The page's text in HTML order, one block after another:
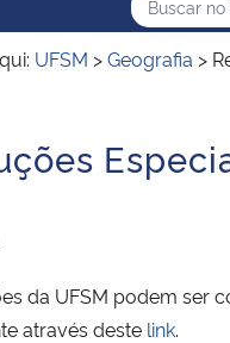
Exteriores
Pecuária e Abastecimento
Menu Principal do Sítio
UFSM >Geografia >
da UFSM podem ser
através deste link.